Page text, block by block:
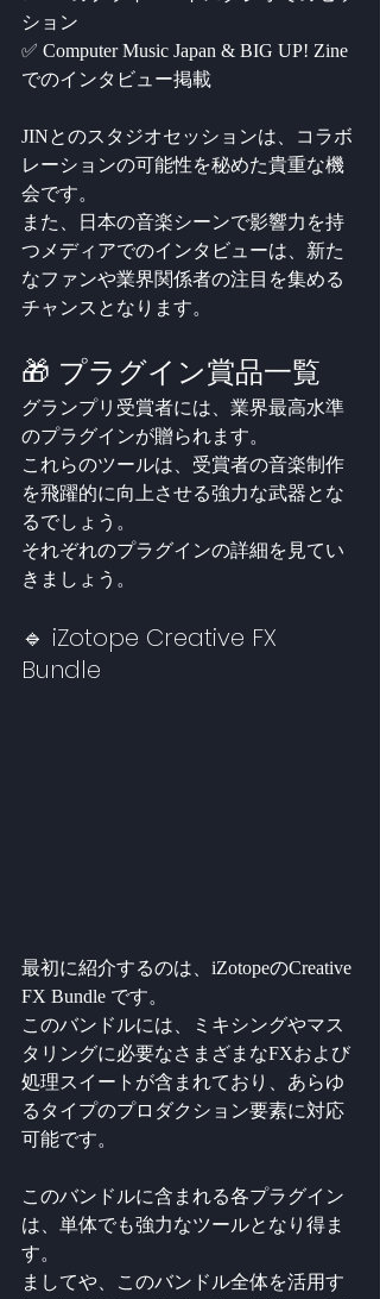
ション
✅ Computer Music Japan & BIG UP! Zine
でのインタビュー掲載
JINとのスタジオセッションは、コラボ
レーションの可能性を秘めた貴重な機
会です。
また、日本の音楽シーンで影響力を持
つメディアでのインタビューは、新た
なファンや業界関係者の注目を集める
チャンスとなります。
🎁 プラグイン賞品一覧
グランプリ受賞者には、業界最高水準
のプラグインが贈られます。
これらのツールは、受賞者の音楽制作
を飛躍的に向上させる強力な武器とな
るでしょう。
それぞれのプラグインの詳細を見てい
きましょう。
🔹 iZotope Creative FX
Bundle
最初に紹介するのは、iZotopeのCreative
FX Bundle です。
このバンドルには、ミキシングやマス
タリングに必要なさまざまなFXおよび
処理スイートが含まれており、あらゆ
るタイプのプロダクション要素に対応
可能です。
このバンドルに含まれる各プラグイン
は、単体でも強力なツールとなり得ま
す。
ましてや、このバンドル全体を活用す